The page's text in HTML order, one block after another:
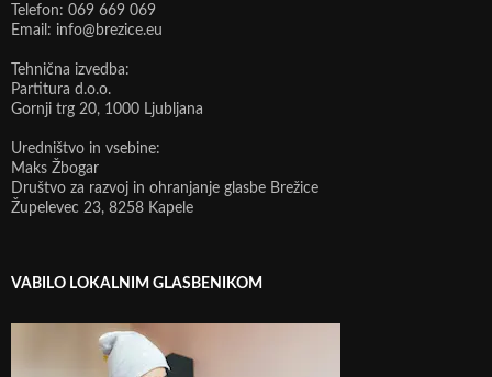
Telefon: 069 669 069
Email: info@brezice.eu
Tehnična izvedba:
Partitura d.o.o.
Gornji trg 20, 1000 Ljubljana
Uredništvo in vsebine:
Maks Žbogar
Društvo za razvoj in ohranjanje glasbe Brežice
Župelevec 23, 8258 Kapele
VABILO LOKALNIM GLASBENIKOM